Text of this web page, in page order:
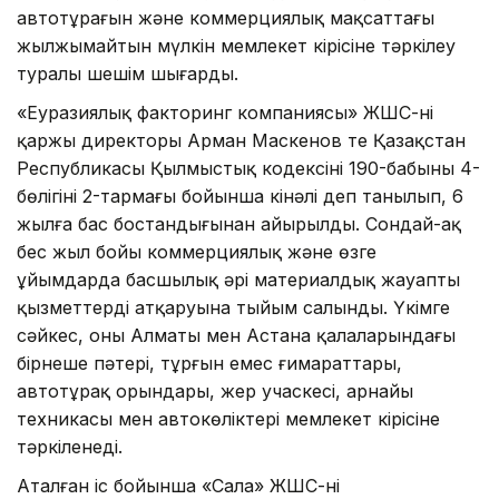
автотұрағын және коммерциялық мақсаттағы
жылжымайтын мүлкін мемлекет кірісіне тәркілеу
туралы шешім шығарды.
«Еуразиялық факторинг компаниясы» ЖШС-нің
қаржы директоры Арман Маскенов те Қазақстан
Республикасы Қылмыстық кодексінің 190-бабының 4-
бөлігінің 2-тармағы бойынша кінәлі деп танылып, 6
жылға бас бостандығынан айырылды. Сондай-ақ
бес жыл бойы коммерциялық және өзге
ұйымдарда басшылық әрі материалдық жауапты
қызметтерді атқаруына тыйым салынды. Үкімге
сәйкес, оның Алматы мен Астана қалаларындағы
бірнеше пәтері, тұрғын емес ғимараттары,
автотұрақ орындары, жер учаскесі, арнайы
техникасы мен автокөліктері мемлекет кірісіне
тәркіленеді.
Аталған іс бойынша «Сала» ЖШС-нің